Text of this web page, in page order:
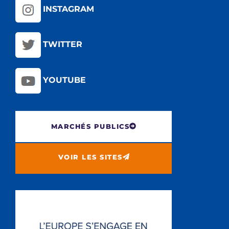
INSTAGRAM
TWITTER
YOUTUBE
MARCHÉS PUBLICS
VOIR LES SITES